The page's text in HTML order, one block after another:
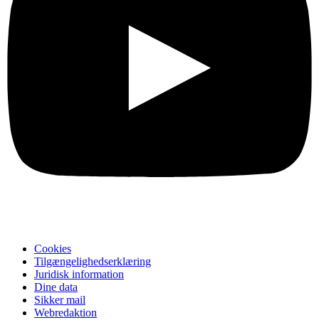
Cookies
Tilgængelighedserklæring
Juridisk information
Dine data
Sikker mail
Webredaktion